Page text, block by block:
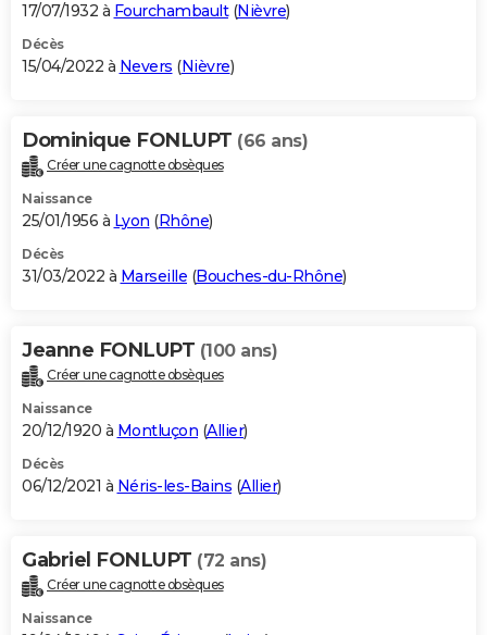
17/07/1932 à Fourchambault(Nièvre)
Décès
15/04/2022 à Nevers (Nièvre)
Dominique FONLUPT (66 ans)
Créer une cagnotte obsèques
Naissance
25/01/1956 à Lyon (Rhône)
Décès
31/03/2022 à Marseille (Bouches-du-Rhône)
Jeanne FONLUPT (100 ans)
Créer une cagnotte obsèques
Naissance
20/12/1920 à Montluçon (Allier)
Décès
06/12/2021 à Néris-les-Bains (Allier)
Gabriel FONLUPT (72 ans)
Créer une cagnotte obsèques
Naissance